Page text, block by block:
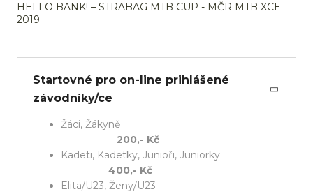
HELLO BANK! – STRABAG MTB CUP - MČR MTB XCE
2019
Startovné pro on-line prihlášené
závodníky/ce
Žáci, Žákyně
200,- Kč
Kadeti, Kadetky, Junioři, Juniorky
400,- Kč
Elita/U23, Ženy/U23